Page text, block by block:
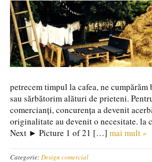
petrecem timpul la cafea, ne cumpărăm
sau sărbătorim alături de prieteni.
comercianți, concurența a devenit
originalitate au devenit o necesitate.
Next ► Picture 1 of 21 […] mai mult »
Categorie:Design comercial